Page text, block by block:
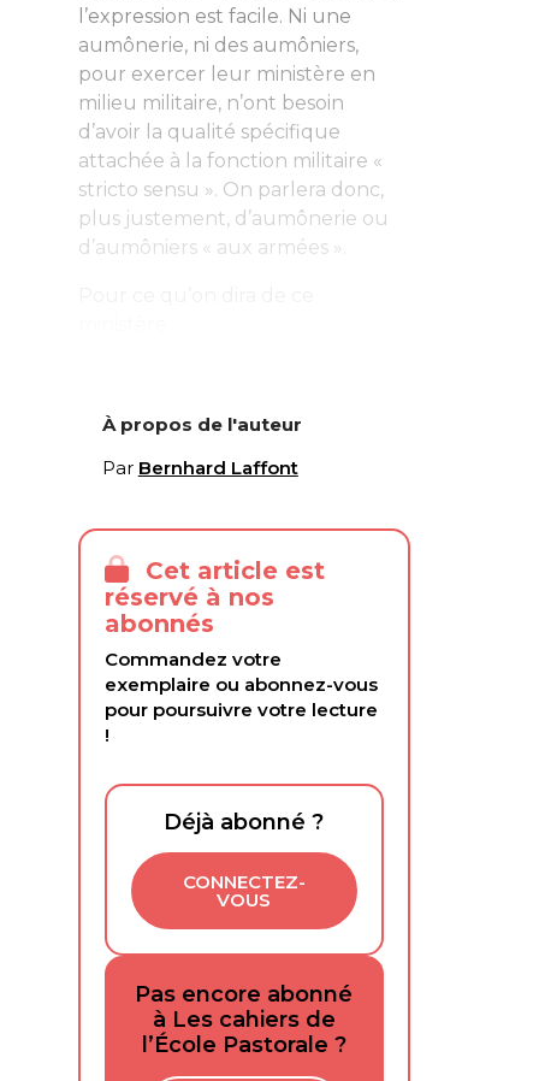
l’expression est facile. Ni une
aumônerie, ni des aumôniers,
pour exercer leur ministère en
milieu militaire, n’ont besoin
d’avoir la qualité spécifique
attachée à la fonction militaire «
stricto sensu ». On parlera donc,
plus justement, d’aumônerie ou
d’aumôniers « aux armées».
À propos de l'auteur
Par Bernhard Laffont
Cet article est
réservé à nos
abonnés
Commandez votre
exemplaire ou abonnez-vous
pour poursuivre votre lecture
!
Déjà abonné ?
CONNECTEZ-
VOUS
Pas encore abonné
à Les cahiers de
l’École Pastorale ?